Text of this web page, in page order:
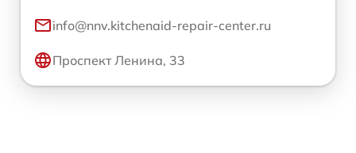
info@nnv.kitchenaid-repair-center.ru
Проспект Ленина, 33